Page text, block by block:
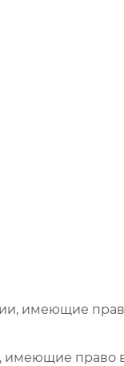
имеющие
имеющие право